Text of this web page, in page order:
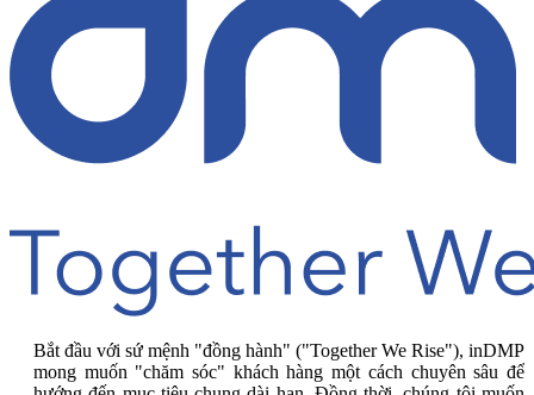
Bắt đầu với sứ mệnh "đồng hành" ("Together We Rise"), inDMP
mong muốn "chăm sóc" khách hàng một cách chuyên sâu để